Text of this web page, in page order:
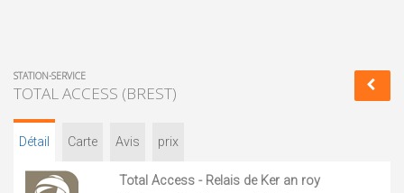
STATION-SERVICE
TOTAL ACCESS (BREST)
Détail Carte Avis prix
Total Access - Relais de Ker an roy